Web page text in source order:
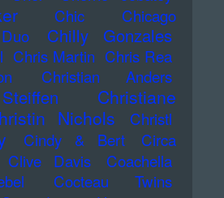
Chic
Chicago
Chilly Gonzales
Chris Martin Chris Rea
Christian Anders
Christiane
Nichols Christl
Cindy & Bert
Circa
Clive Davis
Coachella
Cocteau Twins